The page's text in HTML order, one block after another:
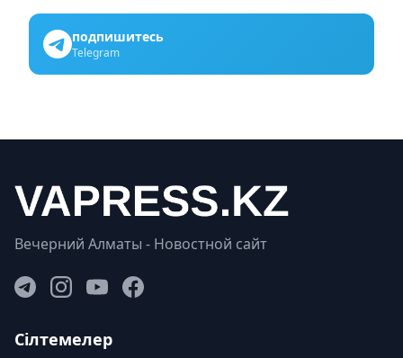
подпишитесь
Telegram
Вечерний Алматы - Новостной сайт
Сілтемелер